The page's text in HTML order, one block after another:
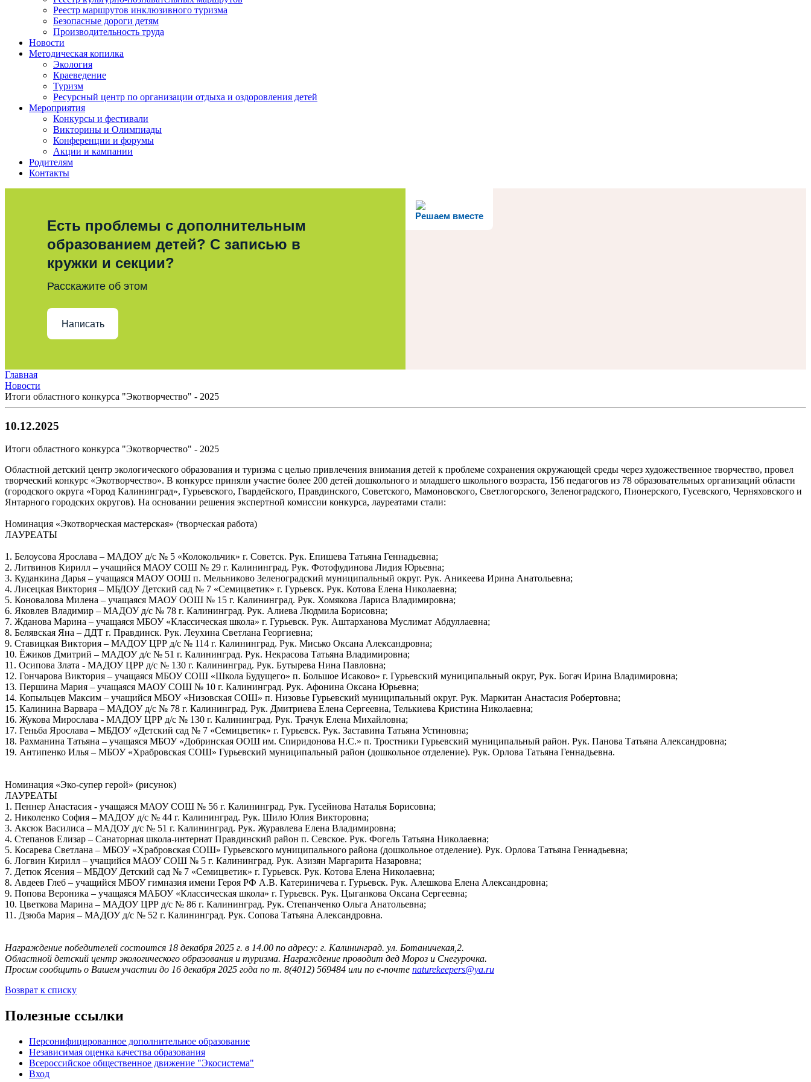
Реестр маршрутов инклюзивного туризма
Безопасные дороги детям
Производительность труда
Новости
Методическая копилка
Экология
Краеведение
Туризм
Ресурсный центр по организации отдыха и оздоровления детей
Мероприятия
Конкурсы и фестивали
Викторины и Олимпиады
Конференции и форумы
Акции и кампании
Родителям
Контакты
Решаем вместе
Есть проблемы с дополнительным
образованием детей? С записью в
кружки и секции?
Расскажите об этом
Написать
Главная
Новости
Итоги областного конкурса "Экотворчество" - 2025
10.12.2025
Итоги областного конкурса "Экотворчество" - 2025
Областной детский центр экологического образования и туризма с целью привлечения внимания детей к проблеме сохранения окружающей среды через художественное творчество, провел
творческий конкурс «Экотворчество». В конкурсе приняли участие более 200 детей дошкольного и младшего школьного возраста, 156 педагогов из 78 образовательных организаций области
(городского округа «Город Калининград», Гурьевского, Гвардейского, Правдинского, Советского, Мамоновского, Светлогорского, Зеленоградского, Пионерского, Гусевского, Черняховского и
Янтарного городских округов). На основании решения экспертной комиссии конкурса, лауреатами стали:
Номинация «Экотворческая мастерская» (творческая работа)
ЛАУРЕАТЫ
1. Белоусова Ярослава – МАДОУ д/с № 5 «Колокольчик» г. Советск. Рук. Епишева Татьяна Геннадьевна;
2. Литвинов Кирилл – учащийся МАОУ СОШ № 29 г. Калининград. Рук. Фотофудинова Лидия Юрьевна;
3. Куданкина Дарья – учащаяся МАОУ ООШ п. Мельниково Зеленоградский муниципальный округ. Рук. Аникеева Ирина Анатольевна;
4. Лисецкая Виктория – МБДОУ Детский сад № 7 «Семицветик» г. Гурьевск. Рук. Котова Елена Николаевна;
5. Коновалова Милена – учащаяся МАОУ ООШ № 15 г. Калининград. Рук. Хомякова Лариса Владимировна;
6. Яковлев Владимир – МАДОУ д/с № 78 г. Калининград. Рук. Алиева Людмила Борисовна;
7. Жданова Марина – учащаяся МБОУ «Классическая школа» г. Гурьевск. Рук. Аштарханова Муслимат Абдуллаевна;
8. Белявская Яна – ДДТ г. Правдинск. Рук. Леухина Светлана Георгиевна;
9. Ставицкая Виктория – МАДОУ ЦРР д/с № 114 г. Калининград. Рук. Мисько Оксана Александровна;
10. Ёжиков Дмитрий – МАДОУ д/с № 51 г. Калининград. Рук. Некрасова Татьяна Владимировна;
11. Осипова Злата - МАДОУ ЦРР д/с № 130 г. Калининград. Рук. Бутырева Нина Павловна;
12. Гончарова Виктория – учащаяся МБОУ СОШ «Школа Будущего» п. Большое Исаково» г. Гурьевский муниципальный округ, Рук. Богач Ирина Владимировна;
13. Першина Мария – учащаяся МАОУ СОШ № 10 г. Калининград. Рук. Афонина Оксана Юрьевна;
14. Копыльцев Максим – учащийся МБОУ «Низовская СОШ» п. Низовье Гурьевский муниципальный округ. Рук. Маркитан Анастасия Робертовна;
15. Калинина Варвара – МАДОУ д/с № 78 г. Калининград. Рук. Дмитриева Елена Сергеевна, Телькиева Кристина Николаевна;
16. Жукова Мирослава - МАДОУ ЦРР д/с № 130 г. Калининград. Рук. Трачук Елена Михайловна;
17. Геньба Ярослава – МБДОУ «Детский сад № 7 «Семицветик» г. Гурьевск. Рук. Заставина Татьяна Устиновна;
18. Рахманина Татьяна – учащаяся МБОУ «Добринская ООШ им. Спиридонова Н.С.» п. Тростники Гурьевский муниципальный район. Рук. Панова Татьяна Александровна;
19. Антипенко Илья – МБОУ «Храбровская СОШ» Гурьевский муниципальный район (дошкольное отделение). Рук. Орлова Татьяна Геннадьевна.
Номинация «Эко-супер герой» (рисунок)
ЛАУРЕАТЫ
1. Пеннер Анастасия - учащаяся МАОУ СОШ № 56 г. Калининград. Рук. Гусейнова Наталья Борисовна;
2. Николенко София – МАДОУ д/с № 44 г. Калининград. Рук. Шило Юлия Викторовна;
3. Аксюк Василиса – МАДОУ д/с № 51 г. Калининград. Рук. Журавлева Елена Владимировна;
4. Степанов Елизар – Санаторная школа-интернат Правдинский район п. Севское. Рук. Фогель Татьяна Николаевна;
5. Косарева Светлана – МБОУ «Храбровская СОШ» Гурьевского муниципального района (дошкольное отделение). Рук. Орлова Татьяна Геннадьевна;
6. Логвин Кирилл – учащийся МАОУ СОШ № 5 г. Калининград. Рук. Азизян Маргарита Назаровна;
7. Детюк Ясения – МБДОУ Детский сад № 7 «Семицветик» г. Гурьевск. Рук. Котова Елена Николаевна;
8. Авдеев Глеб – учащийся МБОУ гимназия имени Героя РФ А.В. Катериничева г. Гурьевск. Рук. Алешкова Елена Александровна;
9. Попова Вероника – учащаяся МАБОУ «Классическая школа» г. Гурьевск. Рук. Цыганкова Оксана Сергеевна;
10. Цветкова Марина – МАДОУ ЦРР д/с № 86 г. Калининград. Рук. Степанченко Ольга Анатольевна;
11. Дзюба Мария – МАДОУ д/с № 52 г. Калининград. Рук. Сопова Татьяна Александровна.
Награждение победителей состоится 18 декабря 2025 г. в 14.00 по адресу: г. Калининград. ул. Ботаничекая,2.
Областной детский центр экологического образования и туризма. Награждение проводит дед Мороз и Снегурочка.
Просим сообщить о Вашем участии до 16 декабря 2025 года по т. 8(4012) 569484 или по е-почте naturekeepers@ya.ru
Возврат к списку
Полезные ссылки
Персонифицированное дополнительное образование
Независимая оценка качества образования
Всероссийское общественное движение "Экосистема"
Вход